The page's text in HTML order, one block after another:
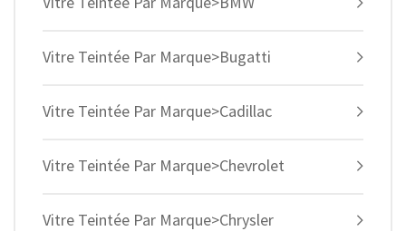
Vitre Teintée Par Marque>Bugatti
Vitre Teintée Par Marque>Cadillac
Vitre Teintée Par Marque>Chevrolet
Vitre Teintée Par Marque>Chrysler